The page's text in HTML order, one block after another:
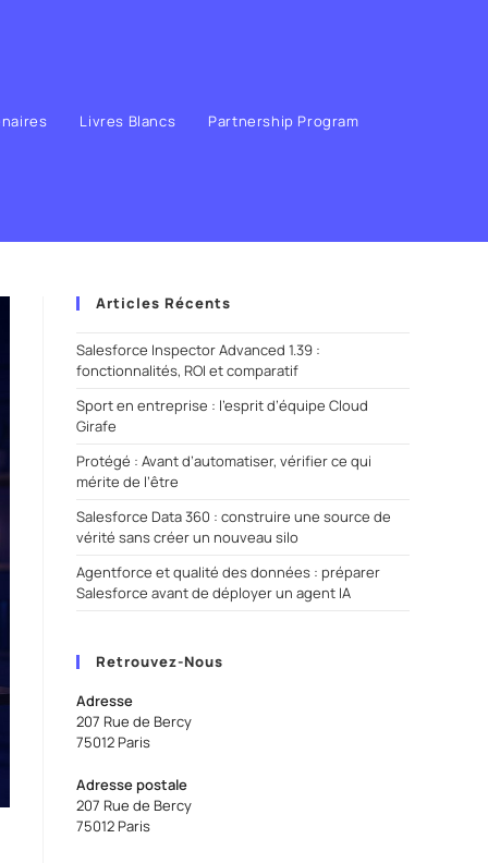
Livres Blancs Partnership Program
Articles Récents
Salesforce Inspector Advanced 1.39 :
fonctionnalités, ROI et comparatif
Sport en entreprise : l’esprit d’équipe Cloud
Girafe
Protégé : Avant d’automatiser, vérifier ce qui
mérite de l’être
Salesforce Data 360 : construire une source de
vérité sans créer un nouveau silo
Agentforce et qualité des données : préparer
Salesforce avant de déployer un agent IA
Retrouvez-Nous
Adresse
207 Rue de Bercy
75012 Paris
Adresse postale
207 Rue de Bercy
75012 Paris